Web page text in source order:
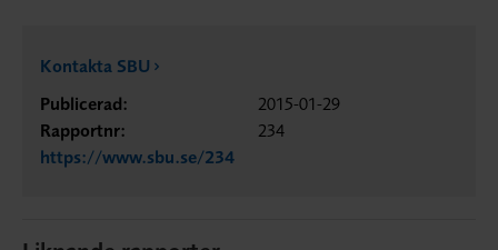
Kontakta SBU
Publicerad:
2015-01-29
Rapportnr:
234
https://www.sbu.se/234